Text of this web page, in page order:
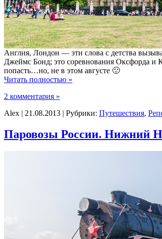
Англия, Лондон — эти слова с детства
Джеймс Бонд; это соревнования Оксфорда и
попасть…но, не в этом августе 🙂
Читать полностью »
2 комментария »
Alex | 21.08.2013 | Рубрики: Путешествия,
Паровозы России. Нижний